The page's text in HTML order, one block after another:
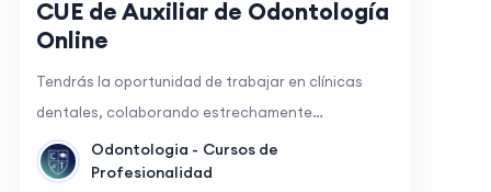
CUE de Auxiliar de Odontología
Online
Tendrás la oportunidad de trabajar en clínicas
dentales, colaborando estrechamente…
Odontologia - Cursos de
Profesionalidad